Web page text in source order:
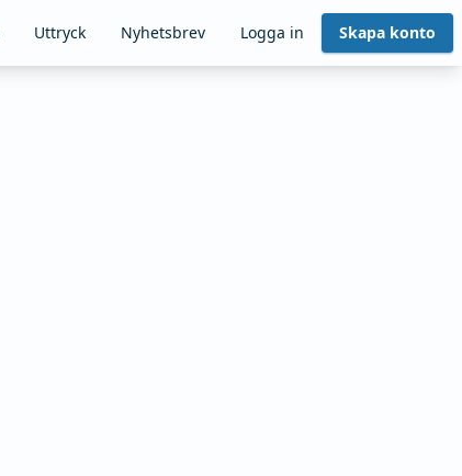
Uttryck Nyhetsbrev Logga in Skapa konto